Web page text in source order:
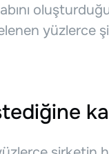
yüzlerce